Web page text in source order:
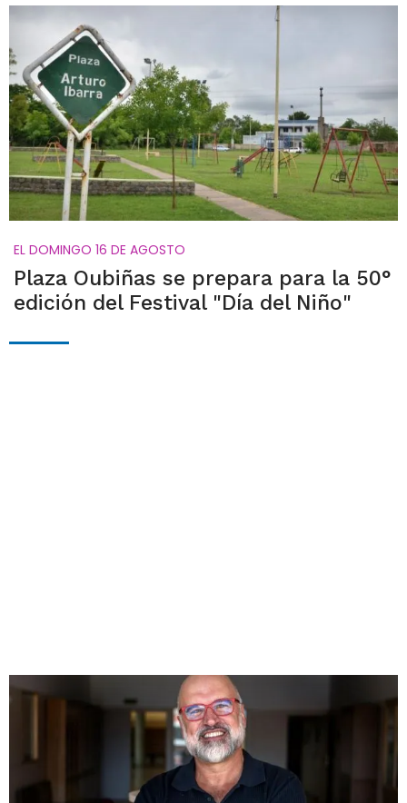
EL DOMINGO 16 DE AGOSTO
Plaza Oubiñas se prepara para la 50°
edición del Festival "Día del Niño"